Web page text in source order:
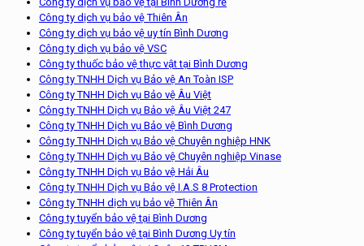
Công ty dịch vụ bảo vệ Thiên Ân
Công ty dịch vụ bảo vệ uy tín Bình Dương
Công ty dịch vụ bảo vệ VSC
Công ty thuốc bảo vệ thực vật tại Bình Dương
Công ty TNHH Dịch vụ Bảo vệ An Toàn ISP
Công ty TNHH Dịch vụ Bảo vệ Âu Việt
Công ty TNHH Dịch vụ Bảo vệ Âu Việt 247
Công ty TNHH Dịch vụ Bảo vệ Bình Dương
Công ty TNHH Dịch vụ Bảo vệ Chuyên nghiệp HNK
Công ty TNHH Dịch vụ Bảo vệ Chuyên nghiệp Vinase
Công ty TNHH Dịch vụ Bảo vệ Hải Âu
Công ty TNHH Dịch vụ Bảo vệ I.A.S 8 Protection
Công ty TNHH dịch vụ bảo vệ Thiên Ân
Công ty tuyển bảo vệ tại Bình Dương
Công ty tuyển bảo vệ tại Bình Dương Uy tín